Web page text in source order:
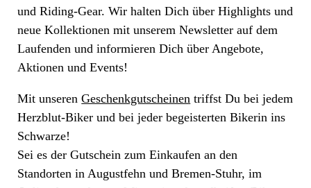
und Riding-Gear. Wir halten Dich über Highlights und
neue Kollektionen mit unserem Newsletter auf dem
Laufenden und informieren Dich über Angebote,
Aktionen und Events!
Mit unserenGeschenkgutscheinen triffst Du bei jedem
Herzblut-Biker und bei jeder begeisterten Bikerin ins
Schwarze!
Sei es der Gutschein zum Einkaufen an den
Standorten in Augustfehn und Bremen-Stuhr, im